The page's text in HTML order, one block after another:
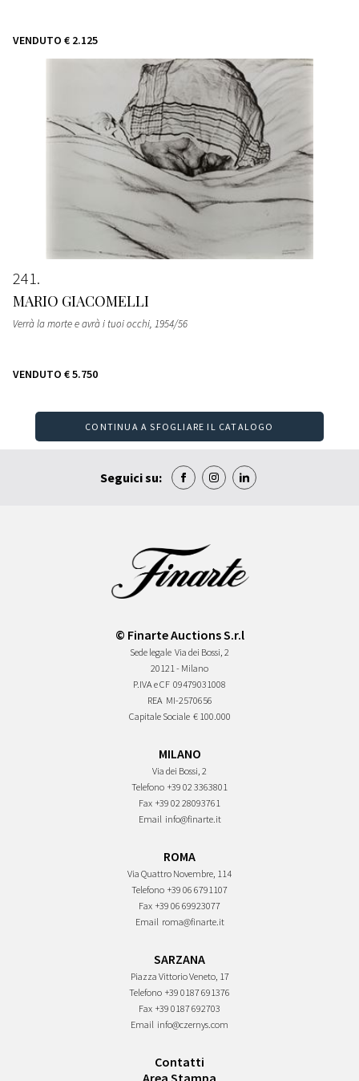
VENDUTO € 2.125
241
MARIO GIACOMELLI
Verrà la morte e avrà i tuoi occhi, 1954/56
VENDUTO € 5.750
CONTINUA A SFOGLIARE IL CATALOGO
Seguici su:
© Finarte Auctions S.r.l
Sede legale Via dei Bossi, 2
20121 - Milano
P.IVA e CF 09479031008
REA MI-2570656
Capitale Sociale € 100.000
MILANO
Via dei Bossi, 2
Telefono +39 02 3363801
Fax +39 02 28093761
Email info@finarte.it
ROMA
Via Quattro Novembre, 114
Telefono +39 06 6791107
Fax +39 06 69923077
Email roma@finarte.it
SARZANA
Piazza Vittorio Veneto, 17
Telefono +39 0187 691376
Fax +39 0187 692703
Email info@czernys.com
Contatti